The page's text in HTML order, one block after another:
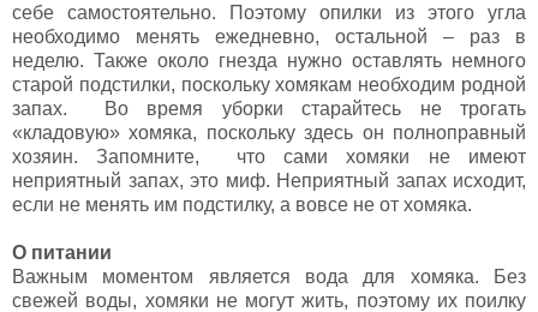
себе самостоятельно. Поэтому опилки из этого угла
необходимо менять ежедневно, остальной – раз в
неделю. Также около гнезда нужно оставлять немного
старой подстилки, поскольку хомякам необходим родной
запах. Во время уборки старайтесь не трогать
«кладовую» хомяка, поскольку здесь он полноправный
хозяин. Запомните, что сами хомяки не имеют
неприятный запах, это миф. Неприятный запах исходит,
если не менять им подстилку, а вовсе не от хомяка.
О питании
Важным моментом является вода для хомяка. Без
свежей воды, хомяки не могут жить, поэтому их поилку